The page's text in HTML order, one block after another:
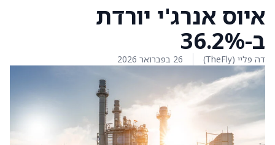
איוס אנרג'י יורדת
ב-36.2%
דה פליי (TheFly) 26 בפברואר 2026